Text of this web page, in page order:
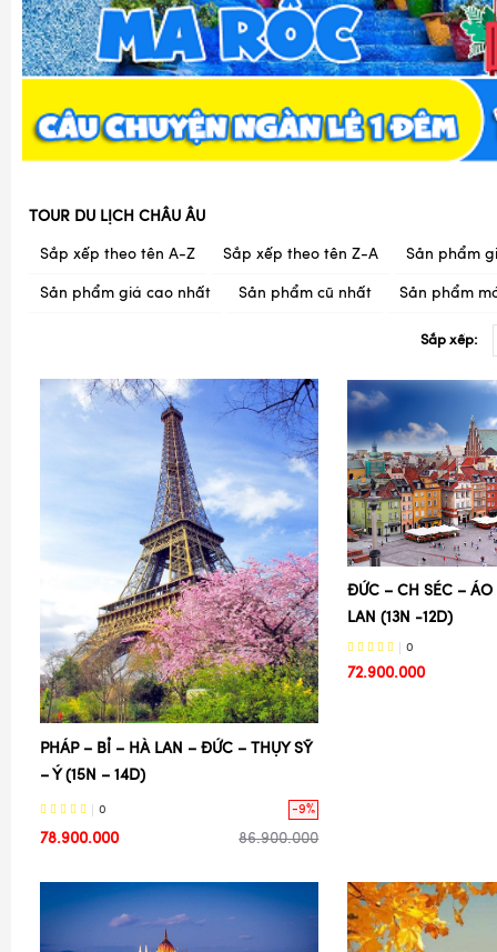
TOUR DU LỊCH CHÂU ÂU
Sắp xếp theo tên A-Z Sắp xếp theo tên Z-A Sản phẩm
Sản phẩm giá cao nhất Sản phẩm cũ nhất Sản phẩm
Sắp xếp:
PHÁP – BỈ – HÀ LAN – ĐỨC – THỤY SỸ
– Ý (15N – 14D)
0 -9%
78.900.000 86.900.000
ĐỨC – CH SÉC – ÁO
LAN (13N -12D)
0
72.900.000